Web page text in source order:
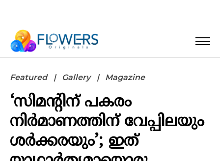
Featured Gallery Magazine
‘സിമന്റിന് പകരം
നിർമാണത്തിന് വേപ്പിലയും
ശർക്കരയും’; ഇത്